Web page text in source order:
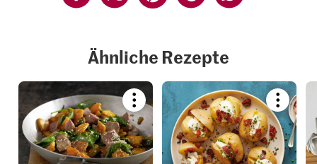
Ähnliche Rezepte
Bookmark
recipe
or
add
it
to
recipe
or
add
it
to